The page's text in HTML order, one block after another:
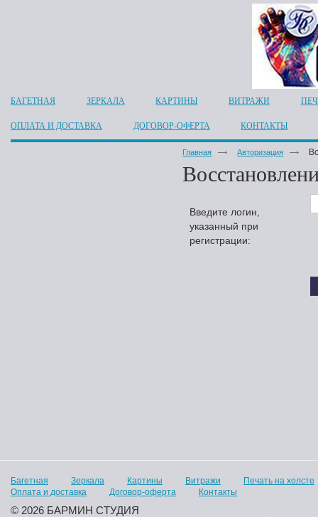
БАГЕТНАЯ ЗЕРКАЛА КАРТИНЫ ВИТРАЖИ
ОПЛАТА И ДОСТАВКА ДОГОВОР-ОФЕРТА КОНТАКТЫ
Главная Авторизация
Введите логин,
указанный при
регистрации:
Багетная Зеркала Картины Витражи
Печать на холсте
Оплата и доставка
Договор-оферта Контакты
© 2026 БАРМИН СТУДИЯ